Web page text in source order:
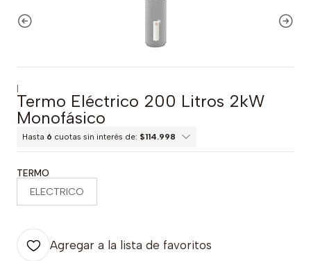
|
Termo Eléctrico 200 Litros 2kW
Monofásico
Hasta 6 cuotas sin interés de: $114.998
TERMO
ELECTRICO
Agregar a la lista de favoritos